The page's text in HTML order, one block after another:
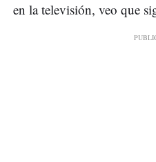
en la televisión, veo que